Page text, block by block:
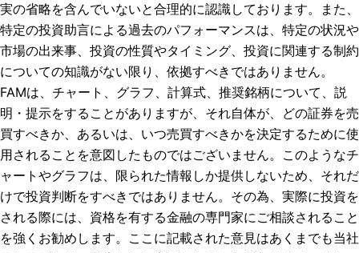
実の省略を含んでいないと合理的に認識しております。また、
特定の投資助言による過去のパフォーマンスは、特定の状況や
市場の出来事、投資の性質やタイミング、投資に関連する制約
についての知識がない限り、依拠すべきではありません。
FAMは、チャート、グラフ、計算式、推奨銘柄について、説
明・提示をすることがありますが、それ自体が、どの証券を売
買すべきか、あるいは、いつ売買すべきかを決定するために使
用されることを意図したものではございません。このようなチ
ャートやグラフは、限られた情報しか提供しないため、それだ
けで投資判断をすべきではありません。その為、実際に投資を
される際には、資格を有する金融の専門家にご相談されること
を強くお勧めします。ここに記載された意見はあくまでも当社